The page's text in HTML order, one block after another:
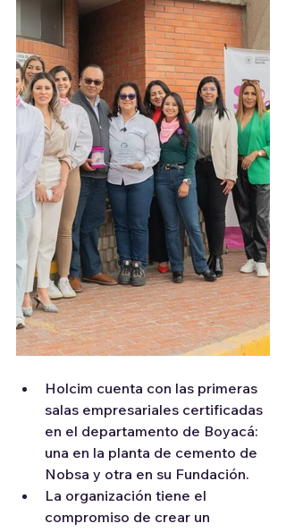
Holcim cuenta con las primeras
salas empresariales certificadas
en el departamento de Boyacá:
una en la planta de cemento de
Nobsa y otra en su Fundación.
La organización tiene el
compromiso de crear un